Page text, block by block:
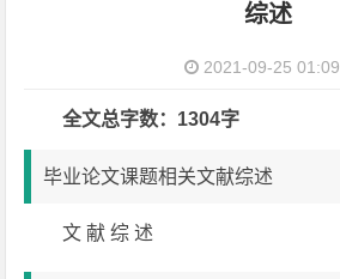
综述
2021-09-25 01:09
全文总字数：1304字
毕业论文课题相关文献综述
文 献 综 述